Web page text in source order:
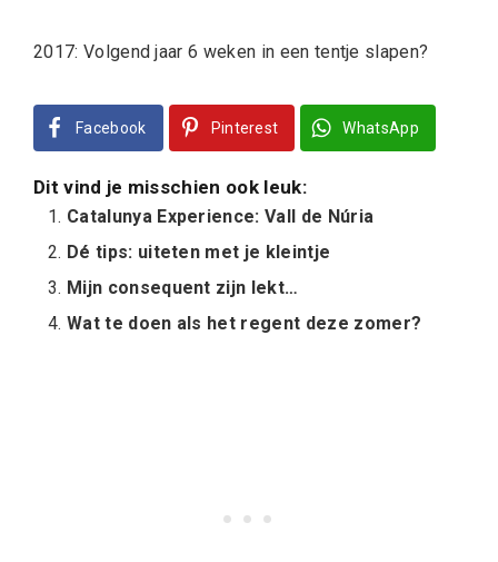
2017: Volgend jaar 6 weken in een tentje slapen?
Facebook Pinterest WhatsApp
Dit vind je misschien ook leuk:
Catalunya Experience: Vall de Núria
Dé tips: uiteten met je kleintje
Mijn consequent zijn lekt…
Wat te doen als het regent deze zomer?